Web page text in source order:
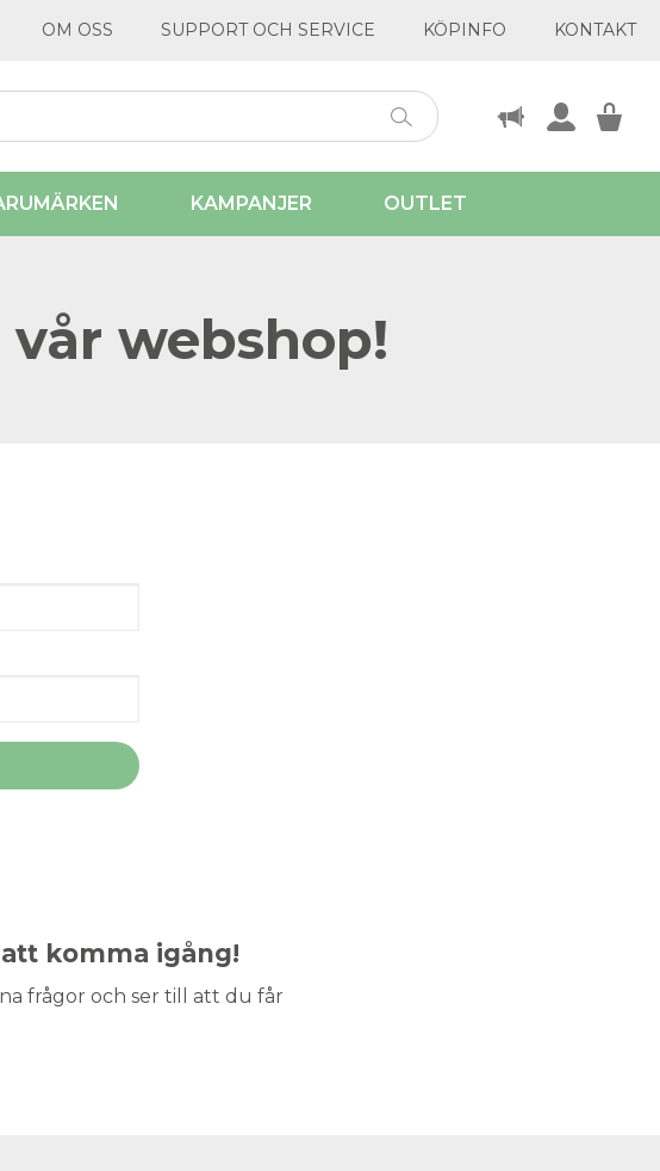
OM OSS SUPPORT OCH SERVICE KÖPINFO KONTAKT
KAMPANJER OUTLET
webshop!
komma igång!
frågor och ser till att du får